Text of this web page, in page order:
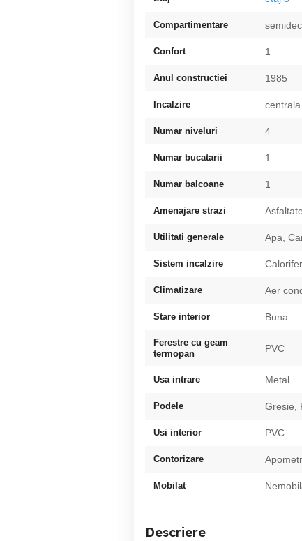
Compartimentare
Confort 1
Anul constructiei 1985
Incalzire
Numar niveluri 4
Numar bucatarii 1
Numar balcoane 1
Amenajare strazi
Utilitati generale Apa,
Sistem incalzire
Climatizare Aer
Stare interior Buna
Ferestre cu geam
termopan
PVC
Usa intrare Metal
Podele Gresie,
Usi interior PVC
Contorizare
Mobilat
Descriere